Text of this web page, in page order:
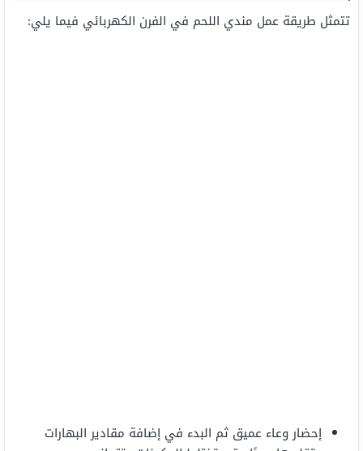
تتمثل طريقة عمل مندي اللحم في الفرن الكهربائي فيما يلي:
إحضار وعاء عميق ثم البدء في إضافة مقادير البهارات